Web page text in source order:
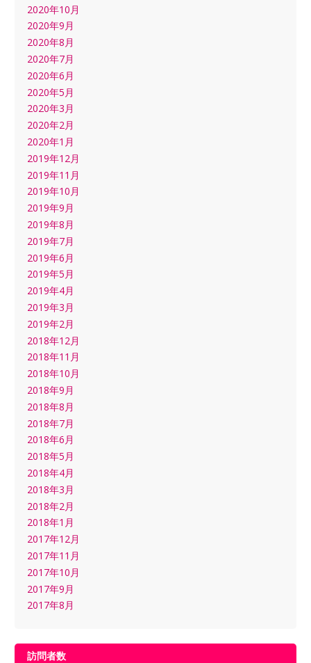
2020年10月
2020年9月
2020年8月
2020年7月
2020年6月
2020年5月
2020年3月
2020年2月
2020年1月
2019年12月
2019年11月
2019年10月
2019年9月
2019年8月
2019年7月
2019年6月
2019年5月
2019年4月
2019年3月
2019年2月
2018年12月
2018年11月
2018年10月
2018年9月
2018年8月
2018年7月
2018年6月
2018年5月
2018年4月
2018年3月
2018年2月
2018年1月
2017年12月
2017年11月
2017年10月
2017年9月
2017年8月
訪問者数